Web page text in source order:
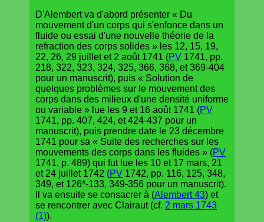
D'Alembert va d'abord présenter « Du
mouvement d'un corps qui s'enfonce dans un
fluide ou essai d'une nouvelle théorie de la
refraction des corps solides » les 12, 15, 19,
22, 26, 29 juillet et 2 août 1741 (PV 1741, pp.
218, 322, 323, 324, 325, 366, 368, et 369-404
pour un manuscrit), puis « Solution de
quelques problèmes sur le mouvement des
corps dans des milieux d'une densité uniforme
ou variable » lue les 9 et 16 août 1741 (PV
1741, pp. 407, 424, et 424-437 pour un
manuscrit), puis prendre date le 23 décembre
1741 pour sa « Suite des recherches sur les
mouvements des corps dans les fluides » (PV
1741, p. 489) qui fut lue les 10 et 17 mars, 21
et 24 juillet 1742 (PV 1742, pp. 116, 125, 348,
349, et 126*-133, 349-356 pour un manuscrit).
Il va ensuite se consacrer à (Alembert 43) et
se rencontrer avec Clairaut (cf. 2 mars 1743
(1)).